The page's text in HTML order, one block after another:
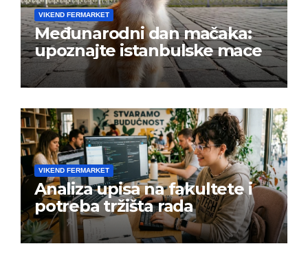
VIKEND FERMARKET
Međunarodni dan mačaka:
upoznajte istanbulske mace
VIKEND FERMARKET
Analiza upisa na fakultete i
potreba tržišta rada